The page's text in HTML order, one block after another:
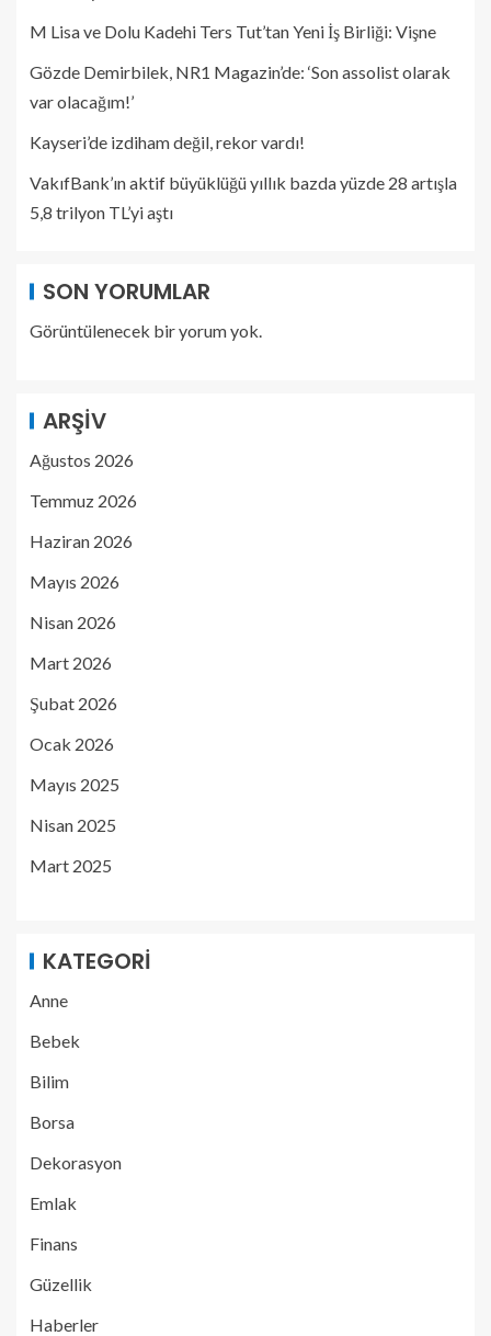
M Lisa ve Dolu Kadehi Ters Tut’tan Yeni İş Birliği: Vişne
Gözde Demirbilek, NR1 Magazin’de: ‘Son assolist olarak
var olacağım!’
Kayseri’de izdiham değil, rekor vardı!
VakıfBank’ın aktif büyüklüğü yıllık bazda yüzde 28 artışla
5,8 trilyon TL’yi aştı
SON YORUMLAR
Görüntülenecek bir yorum yok.
ARŞIV
Ağustos 2026
Temmuz 2026
Haziran 2026
Mayıs 2026
Nisan 2026
Mart 2026
Şubat 2026
Ocak 2026
Mayıs 2025
Nisan 2025
Mart 2025
KATEGORI
Anne
Bebek
Bilim
Borsa
Dekorasyon
Emlak
Finans
Güzellik
Haberler